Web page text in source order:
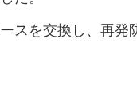
スを交換し、再発